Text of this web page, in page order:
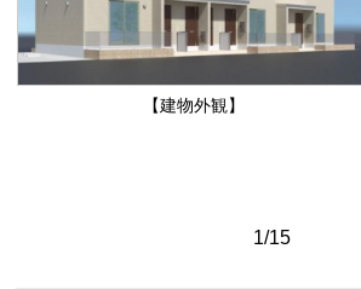
【建物外観】
1/15